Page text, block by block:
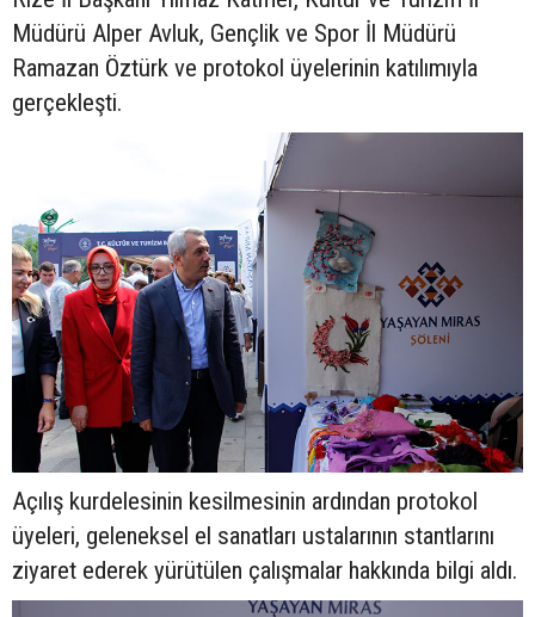
Müdürü Alper Avluk, Gençlik ve Spor İl Müdürü
Ramazan Öztürk ve protokol üyelerinin katılımıyla
gerçekleşti.
Açılış kurdelesinin kesilmesinin ardından protokol
üyeleri, geleneksel el sanatları ustalarının stantlarını
ziyaret ederek yürütülen çalışmalar hakkında bilgi aldı.